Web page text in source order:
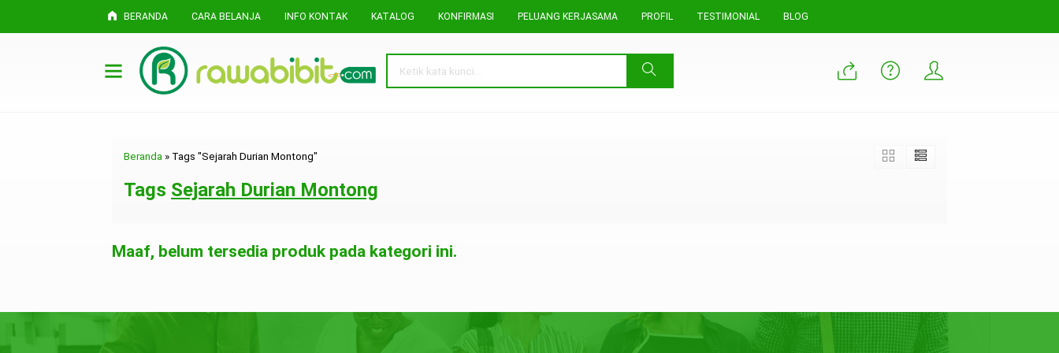
BERANDA CARA BELANJA INFO KONTAK KATALOG KONFIRMASI PELUANG KERJASAMA PROFIL TESTIMONIAL BLOG
Beranda » Tags "Sejarah Durian Montong"
Tags Sejarah Durian Montong
Maaf, belum tersedia produk pada kategori ini.